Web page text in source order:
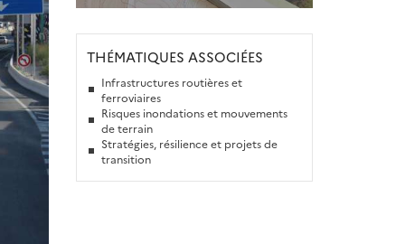
THÉMATIQUES ASSOCIÉES
Infrastructures routières et
ferroviaires
Risques inondations et mouvements
de terrain
Stratégies, résilience et projets de
transition